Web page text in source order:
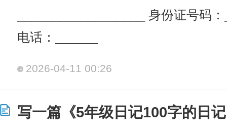
__________________ 身份证号码
电话：______
2026-04-11 00:26
写一篇《5年级日记100字的日